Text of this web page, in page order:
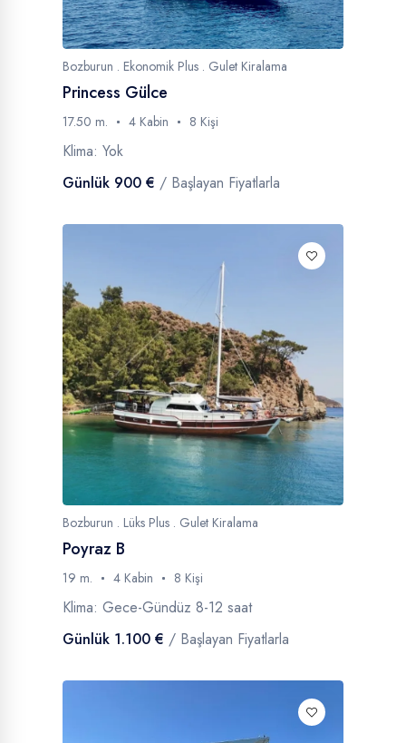
Bozburun . Ekonomik Plus . Gulet Kiralama
Princess Gülce
17.50 m. 4 Kabin 8 Kişi
Klima: Yok
Günlük 900 € / Başlayan Fiyatlarla
Bozburun . Lüks Plus . Gulet Kiralama
Poyraz B
19 m. 4 Kabin 8 Kişi
Klima: Gece-Gündüz 8-12 saat
Günlük 1.100 € / Başlayan Fiyatlarla